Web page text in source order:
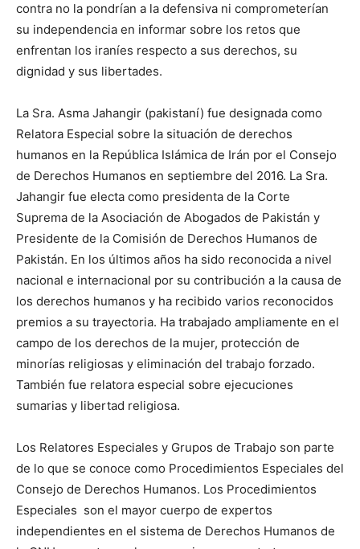
contra no la pondrían a la defensiva ni comprometerían
su independencia en informar sobre los retos que
enfrentan los iraníes respecto a sus derechos, su
dignidad y sus libertades.
La Sra. Asma Jahangir (pakistaní) fue designada como
Relatora Especial sobre la situación de derechos
humanos en la República Islámica de Irán por el Consejo
de Derechos Humanos en septiembre del 2016. La Sra.
Jahangir fue electa como presidenta de la Corte
Suprema de la Asociación de Abogados de Pakistán y
Presidente de la Comisión de Derechos Humanos de
Pakistán. En los últimos años ha sido reconocida a nivel
nacional e internacional por su contribución a la causa de
los derechos humanos y ha recibido varios reconocidos
premios a su trayectoria. Ha trabajado ampliamente en el
campo de los derechos de la mujer, protección de
minorías religiosas y eliminación del trabajo forzado.
También fue relatora especial sobre ejecuciones
sumarias y libertad religiosa.
Los Relatores Especiales y Grupos de Trabajo son parte
de lo que se conoce como Procedimientos Especiales del
Consejo de Derechos Humanos. Los Procedimientos
Especiales son el mayor cuerpo de expertos
independientes en el sistema de Derechos Humanos de